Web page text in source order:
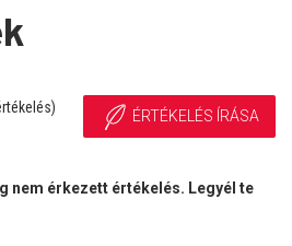
ÉRTÉKELÉS ÍRÁSA
nem érkezett értékelés. Legyél te